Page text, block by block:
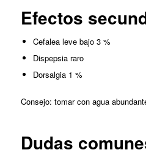
Efectos
Cefalea leve bajo 3 %
Dispepsia raro
Dorsalgia 1 %
Consejo: tomar con agua
Dudas